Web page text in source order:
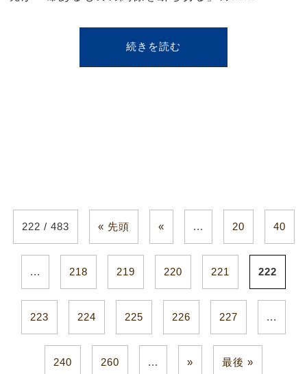
続きを読む
222 / 483 « 先頭 « ... 20 40
... 218 219 220 221 222
223 224 225 226 227 ...
240 260 ... » 最後 »